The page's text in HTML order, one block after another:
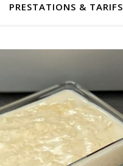
PRESTATIONS & TARIFS